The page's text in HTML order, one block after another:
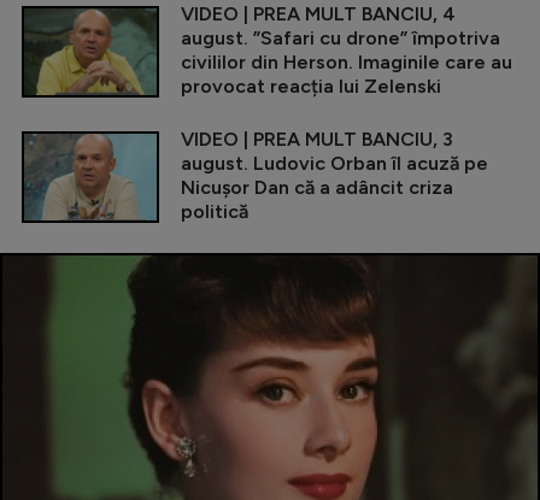
VIDEO | PREA MULT BANCIU, 4
august. ”Safari cu drone” împotriva
civililor din Herson. Imaginile care au
provocat reacția lui Zelenski
VIDEO | PREA MULT BANCIU, 3
august. Ludovic Orban îl acuză pe
Nicușor Dan că a adâncit criza
politică